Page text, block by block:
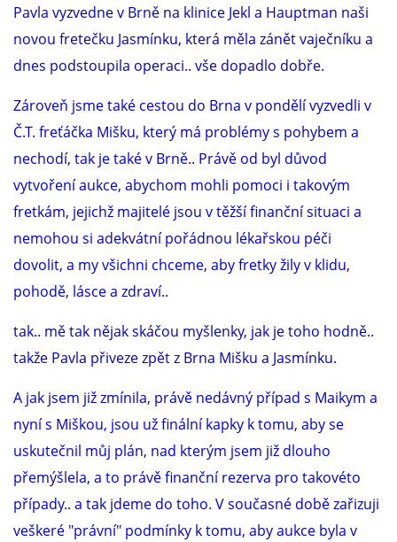
Pavla vyzvedne v Brně na klinice Jekl a Hauptman naši
novou fretečku Jasmínku, která měla zánět vaječníku a
dnes podstoupila operaci.. vše dopadlo dobře.
Zároveň jsme také cestou do Brna v pondělí vyzvedli v
Č.T. freťáčka Mišku, který má problémy s pohybem a
nechodí, tak je také v Brně.. Právě od byl důvod
vytvoření aukce, abychom mohli pomoci i takovým
fretkám, jejichž majitelé jsou v těžší finanční situaci a
nemohou si adekvátní pořádnou lékařskou péči
dovolit, a my všichni chceme, aby fretky žily v klidu,
pohodě, lásce a zdraví..
tak.. mě tak nějak skáčou myšlenky, jak je toho hodně..
takže Pavla přiveze zpět z Brna Mišku a Jasmínku.
A jak jsem již zmínila, právě nedávný případ s Maikym a
nyní s Miškou, jsou už finální kapky k tomu, aby se
uskutečnil můj plán, nad kterým jsem již dlouho
přemýšlela, a to právě finanční rezerva pro takovéto
případy.. a tak jdeme do toho. V současné době zařizuji
veškeré "právní" podmínky k tomu, aby aukce byla v